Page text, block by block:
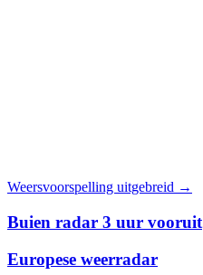
Weersvoorspelling uitgebreid →
Buien radar 3 uur vooruit
Europese weerradar